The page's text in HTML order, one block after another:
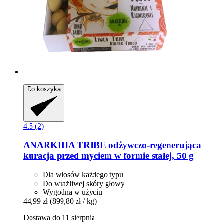
Do koszyka
4.5 (2)
ANARKHIA TRIBE odżywczo-​regenerująca
kuracja przed myciem w formie stałej, 50 g
Dla włosów każdego typu
Do wrażliwej skóry głowy
Wygodna w użyciu
44,99 zł (899,80 zł / kg)
Dostawa do 11 sierpnia